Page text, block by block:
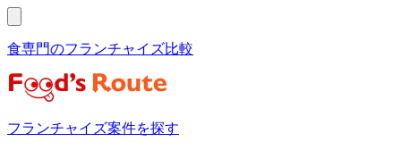
食専門のフランチャイズ比較
フランチャイズ案件を探す